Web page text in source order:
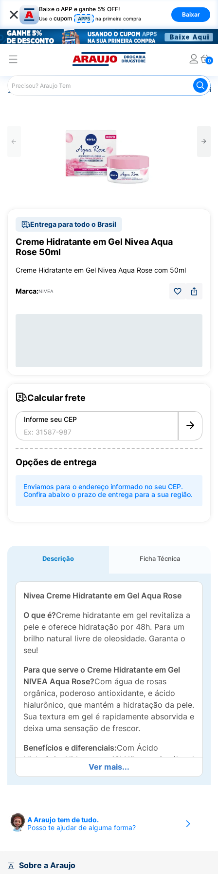
× Baixe o APP e ganhe 5% OFF!
Use o cupom APP5 na primeira compra
Baixar
0
Araujo Beleza e Cuidados
Entrega para todo o Brasil
Creme Hidratante em Gel Nivea Aqua
Rose 50ml
Creme Hidratante em Gel Nivea Aqua Rose com 50ml
Marca:NIVEA
Calcular frete
Informe seu CEP
Opções de entrega
Enviamos para o endereço informado no seu CEP.
Confira abaixo o prazo de entrega para a sua região.
Descrição Ficha Técnica
Nivea Creme Hidratante em Gel Aqua Rose
O que é?Creme hidratante em gel revitaliza a
pele e oferece hidratação por 48h. Para um
brilho natural livre de oleosidade. Garanta o
seu!
Para que serve o Creme Hidratante em Gel
NIVEA Aqua Rose?Com água de rosas
orgânica, poderoso antioxidante, e ácido
hialurônico, que mantém a hidratação da pele.
Sua textura em gel é rapidamente absorvida e
deixa uma sensação de frescor.
Benefícios e diferenciais:Com Ácido
HialurônicoHidrata por 48hNão contém álcool
etílicoDermatologicamente testadoPara todos
os tipos de pele
Aqua Rose?
rosto. Para melhores resultados, use a linha
Cetearyl Alcohol, Distarch Phosphate,
Ver mais...
A Araujo tem de tudo.
Posso te ajudar de alguma forma?
Sobre a Araujo